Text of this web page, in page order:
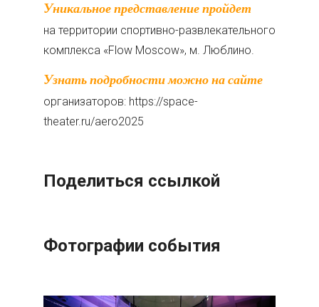
Уникальное представление пройдет
на территории спортивно-развлекательного
комплекса «Flow Moscow», м. Люблино.
Узнать подробности можно на сайте
организаторов: https://space-
theater.ru/aero2025
Поделиться ссылкой
Фотографии события